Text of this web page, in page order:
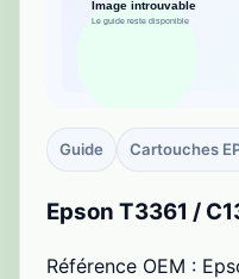
Guide Cartouches
Epson T3361 /
Référence OEM :